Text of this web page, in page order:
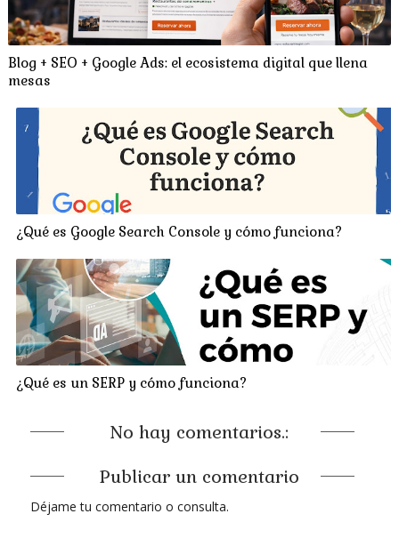
Blog + SEO + Google Ads: el ecosistema digital que llena
mesas
¿Qué es Google Search Console y cómo funciona?
¿Qué es un SERP y cómo funciona?
No hay comentarios.:
Publicar un comentario
Déjame tu comentario o consulta.